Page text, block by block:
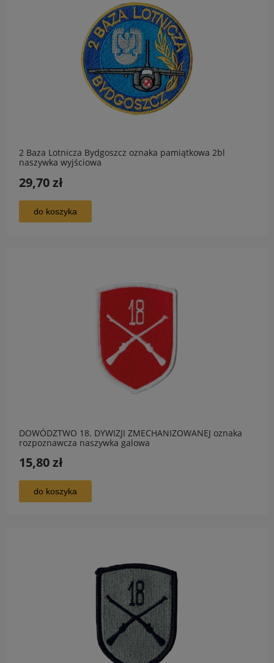
2 Baza Lotnicza Bydgoszcz oznaka pamiątkowa 2bl
naszywka wyjściowa
29,70 zł
do koszyka
DOWÓDZTWO 18. DYWIZJI ZMECHANIZOWANEJ oznaka
rozpoznawcza naszywka galowa
15,80 zł
do koszyka